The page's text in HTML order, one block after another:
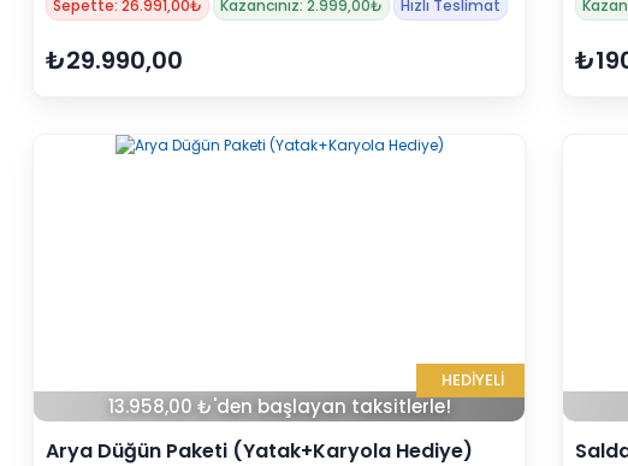
Sepette: 26.991,00₺ Kazancınız: 2.999,00₺ Hızlı Teslimat
₺29.990,00
HEDİYELİ
13.958,00 ₺'den başlayan taksitlerle!
Arya Düğün Paketi (Yatak+Karyola Hediye)